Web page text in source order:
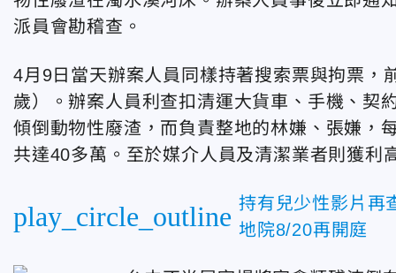
派員會勘稽查。
4月9日當天辦案人員同樣持著搜索票與拘票，
歲）。辦案人員利查扣清運大貨車、手機、契
傾倒動物性廢渣，而負責整地的林嫌、張嫌，
共達40多萬。至於媒介人員及清潔業者則獲利
play_circle_outline 持有兒少性影片
地院8/20再開庭